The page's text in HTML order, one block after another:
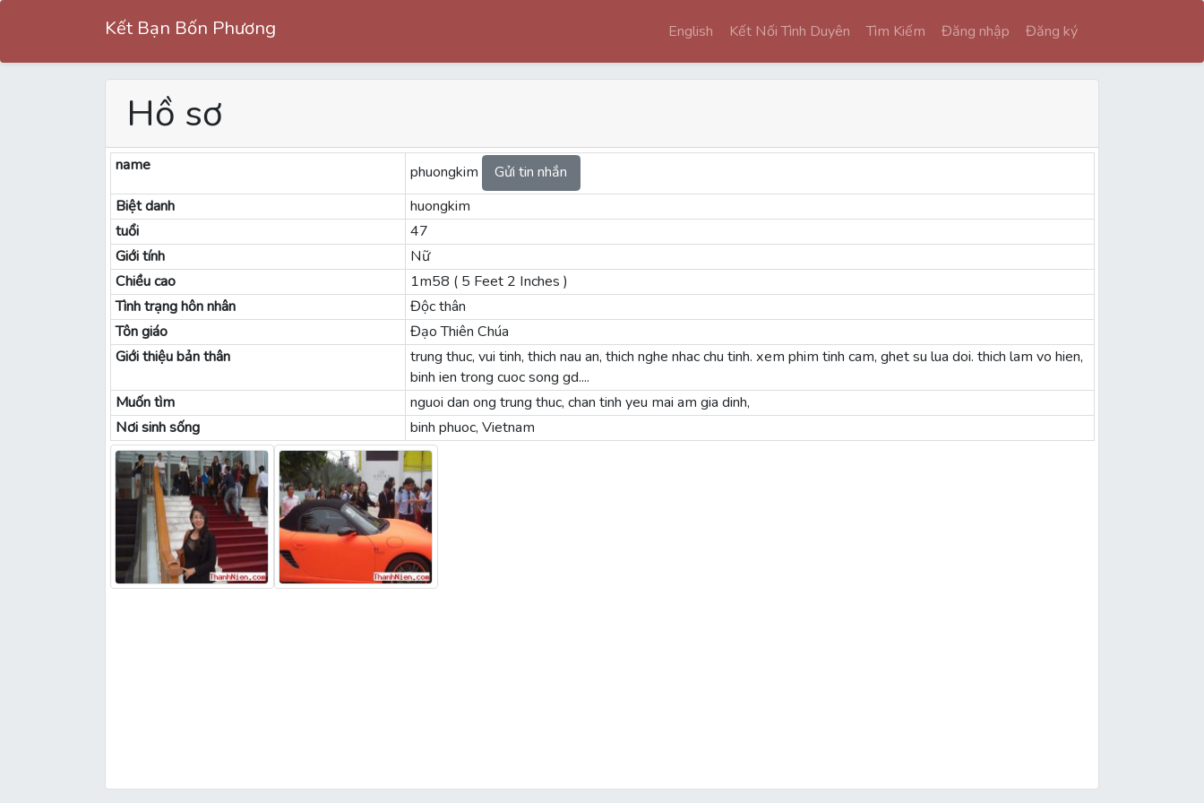
Kết Bạn Bốn Phương English Kết Nối Tình Duyên Tìm Kiếm Đăng nhập Đăng ký
Hồ sơ
name phuongkim
Gửi tin nhắn
Biệt danh
huongkim
tuổi
47
Giới tính
Nữ
Chiều cao
1m58 ( 5 Feet 2 Inches )
Tình trạng hôn nhân
Độc thân
Tôn giáo
Đạo Thiên Chúa
Giới thiệu bản thân
trung thuc, vui tinh, thich nau an, thich nghe nhac chu tinh. xem phim tinh cam, ghet su lua doi. thich lam vo hien,
binh ien trong cuoc song gd....
Muốn tìm
nguoi dan ong trung thuc, chan tinh yeu mai am gia dinh,
Nơi sinh sống
binh phuoc, Vietnam